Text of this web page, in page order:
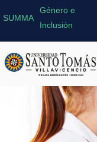
SUMMA
Género e
Inclusión